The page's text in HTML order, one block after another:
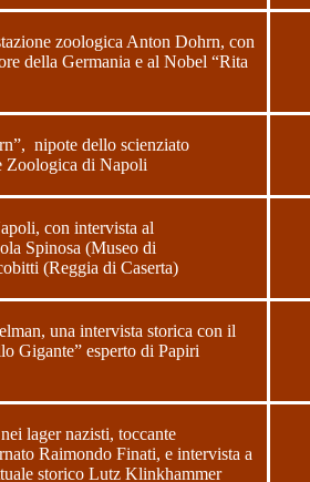
zoologica Anton Dohrn, con
della Germania e al Nobel “Rita
nipote dello scienziato
Zoologica di Napoli
con intervista al
Spinosa (Museo di
(Reggia di Caserta)
una intervista storica con il
Gigante” esperto di Papiri
lager nazisti, toccante
Raimondo Finati, e intervista a
storico Lutz Klinkhammer